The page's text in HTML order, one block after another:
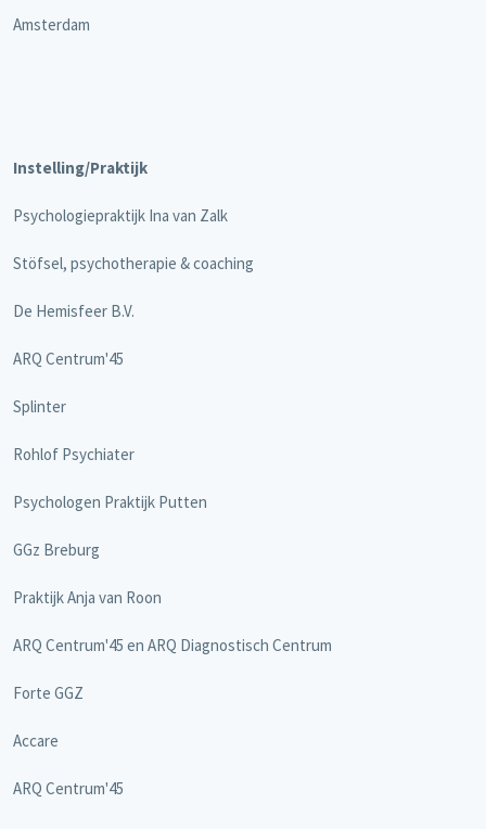
Amsterdam
Instelling/Praktijk
Psychologiepraktijk Ina van Zalk
Stöfsel, psychotherapie & coaching
De Hemisfeer B.V.
ARQ Centrum'45
Splinter
Rohlof Psychiater
Psychologen Praktijk Putten
GGz Breburg
Praktijk Anja van Roon
ARQ Centrum'45 en ARQ Diagnostisch Centrum
Forte GGZ
Accare
ARQ Centrum'45